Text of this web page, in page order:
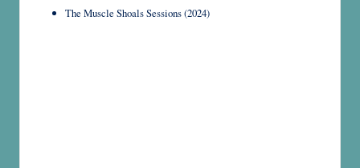
The Muscle Shoals Sessions (2024)